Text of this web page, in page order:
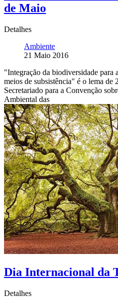
de Maio
Detalhes
Ambiente
21 Maio 2016
"Integração da biodiversidade para
meios de subsistência" é o lema de
Secretariado para a Convenção
Ambiental das
Dia Internacional da
Detalhes